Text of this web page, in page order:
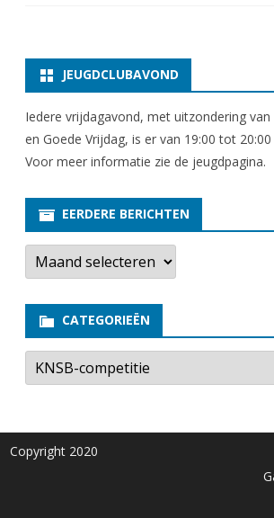
JEUGDCLUBAVOND
Iedere vrijdagavond, met uitzondering
en Goede Vrijdag, is er van 19:00 tot
Voor meer informatie zie de jeugdpagina.
EERDERE BERICHTEN
E
r
e
e
b
r
t
e
CATEGORIEËN
C
t
o
r
i
Copyright 2020